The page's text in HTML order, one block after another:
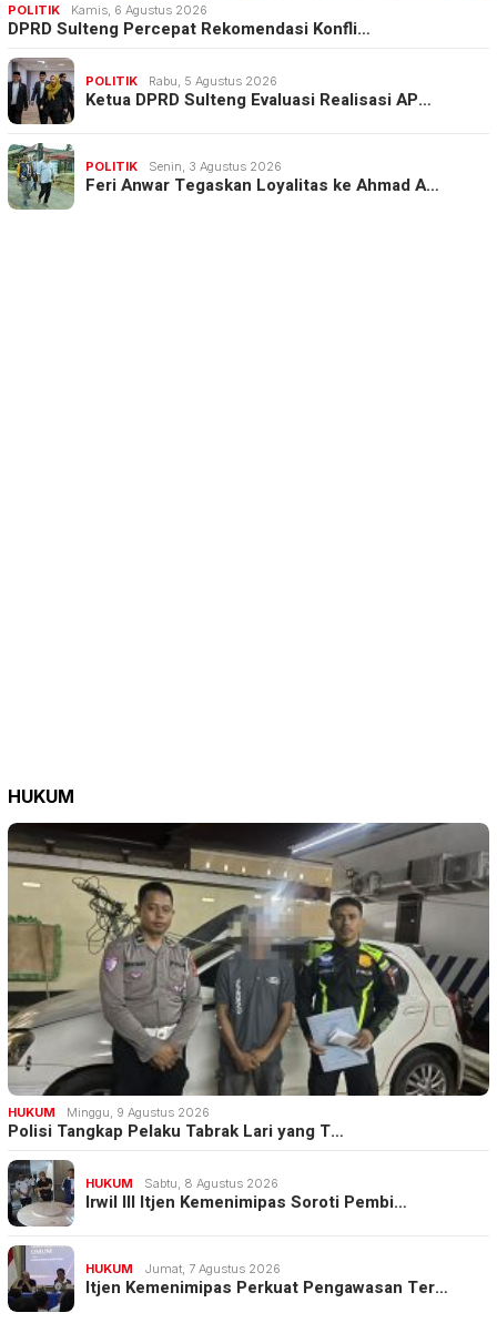
POLITIK Kamis, 6 Agustus 2026
DPRD Sulteng Percepat Rekomendasi Konfli…
POLITIK Rabu, 5 Agustus 2026
Ketua DPRD Sulteng Evaluasi Realisasi AP…
POLITIK Senin, 3 Agustus 2026
Feri Anwar Tegaskan Loyalitas ke Ahmad A…
HUKUM
HUKUM Minggu, 9 Agustus 2026
Polisi Tangkap Pelaku Tabrak Lari yang T…
HUKUM Sabtu, 8 Agustus 2026
Irwil III Itjen Kemenimipas Soroti Pembi…
HUKUM Jumat, 7 Agustus 2026
Itjen Kemenimipas Perkuat Pengawasan Ter…